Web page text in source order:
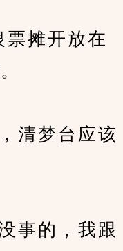
摊开放在
梦台应该
的，我跟